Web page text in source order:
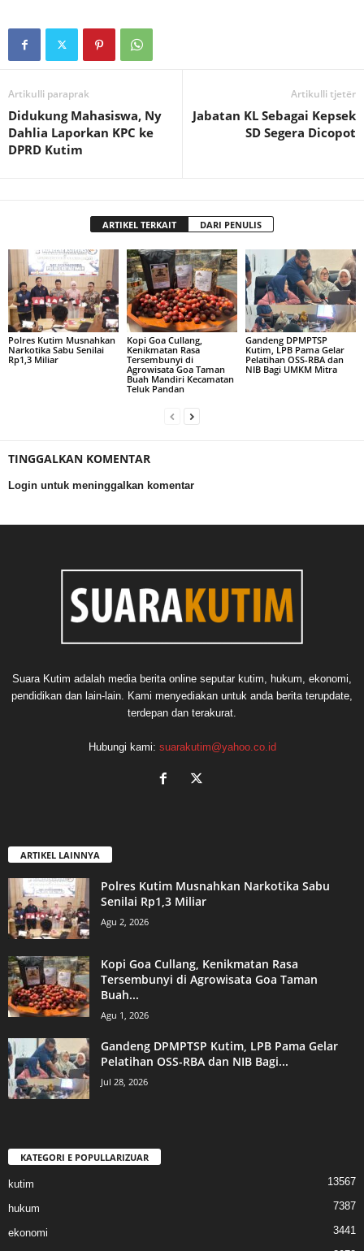
Artikulli paraprak
Didukung Mahasiswa, Ny
Dahlia Laporkan KPC ke
DPRD Kutim
Artikulli tjetër
Jabatan KL Sebagai Kepsek
SD Segera Dicopot
ARTIKEL TERKAIT DARI PENULIS
Polres Kutim Musnahkan
Narkotika Sabu Senilai
Rp1,3 Miliar
Kopi Goa Cullang,
Kenikmatan Rasa
Tersembunyi di
Agrowisata Goa Taman
Buah Mandiri Kecamatan
Teluk Pandan
Gandeng DPMPTSP
Kutim, LPB Pama Gelar
Pelatihan OSS-RBA dan
NIB Bagi UMKM Mitra
TINGGALKAN KOMENTAR
Login untuk meninggalkan komentar
Suara Kutim adalah media berita online seputar kutim, hukum, ekonomi,
pendidikan dan lain-lain. Kami menyediakan untuk anda berita terupdate,
terdepan dan terakurat.
Hubungi kami: suarakutim@yahoo.co.id
ARTIKEL LAINNYA
Polres Kutim Musnahkan Narkotika Sabu
Senilai Rp1,3 Miliar
Agu 2, 2026
Kopi Goa Cullang, Kenikmatan Rasa
Tersembunyi di Agrowisata Goa Taman
Buah...
Agu 1, 2026
Gandeng DPMPTSP Kutim, LPB Pama Gelar
Pelatihan OSS-RBA dan NIB Bagi...
Jul 28, 2026
KATEGORI E POPULLARIZUAR
kutim 13567
hukum 7387
ekonomi 3441